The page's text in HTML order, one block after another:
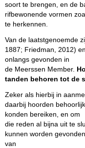
soort te brengen, en de
rifbewonende vormen
te herkennen.
Van de laatstgenoemde
1887; Friedman, 2012)
onlangs gevonden in
de Meerssen Member.
tanden behoren tot de
Zeker als hierbij in
daarbij hoorden
konden bereiken, en om
die reden al bijna uit te
kunnen worden
van